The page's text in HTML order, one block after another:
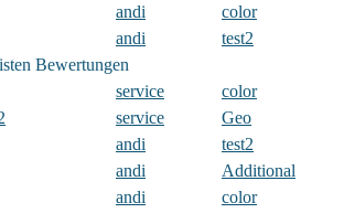
andi color
andi test2
Bewertungen
service color
service Geo
andi test2
andi Additional
andi color